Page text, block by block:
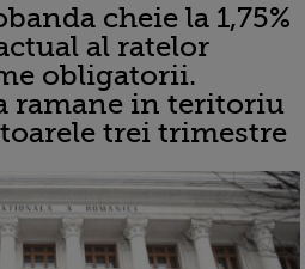
cheie la 1,75%
al ratelor
obligatorii.
ramane in teritoriu
trei trimestre